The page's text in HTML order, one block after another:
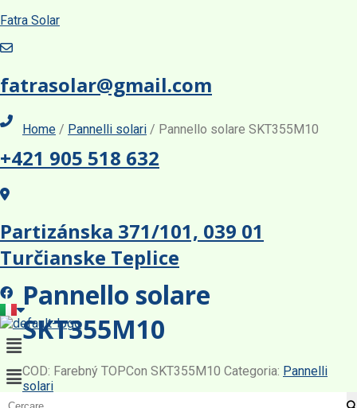
Fatra Solar
fatrasolar@gmail.com
+421 905 518 632
Partizánska 371/101, 039 01
Turčianske Teplice
Menu
Menu
Home / Pannelli solari / Pannello solare SKT355M10
TOPCon colorato
Pannello solare
SKT355M10
COD: Farebný TOPCon SKT355M10 Categoria: Pannelli
solari